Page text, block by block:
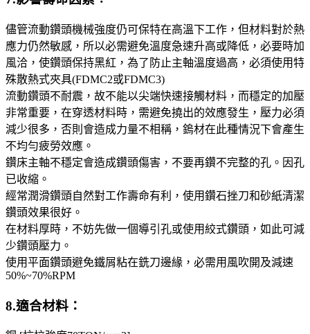
儘管流動鑽頭機械強度仍可保特在高溫下工作，但材料對於熱
應力仍然敏感，所以必需避免溫度急速升高或降低，必要時加
風洽，使鑽頭保持黑紅，為了防止主軸溫度過高，必須使用特
殊散熱式夾具(FDMC2或FDMC3)
流動鑽頭不耐震，故不能以尖端快速接觸材料，而穩定的加壓
非常重要，在穿透材料時，需避免撓出的效應發生，壓力必須
減少很多，否則會造成力量不相稱，鎢材在此種情況下會產生
不均勻疲勞效應。
鑽床主軸不穩定會造成鑽頭傷害，不要再鑽不完整的孔。因孔
已收縮。
經常潤滑鑽頭自然對工作壽命有利，使用鑽石挫刀和砂紙清潔
鑽頭效果很好。
在材料厚時，不妨先做一個導引孔或使用絞式鑽頭，如此可減
少鑽頭壓力。
使用平面鑽頭避免鐵屑粘在銑刀邊緣，必需用風吹開及減速
50%~70%RPM
8.適合材料：